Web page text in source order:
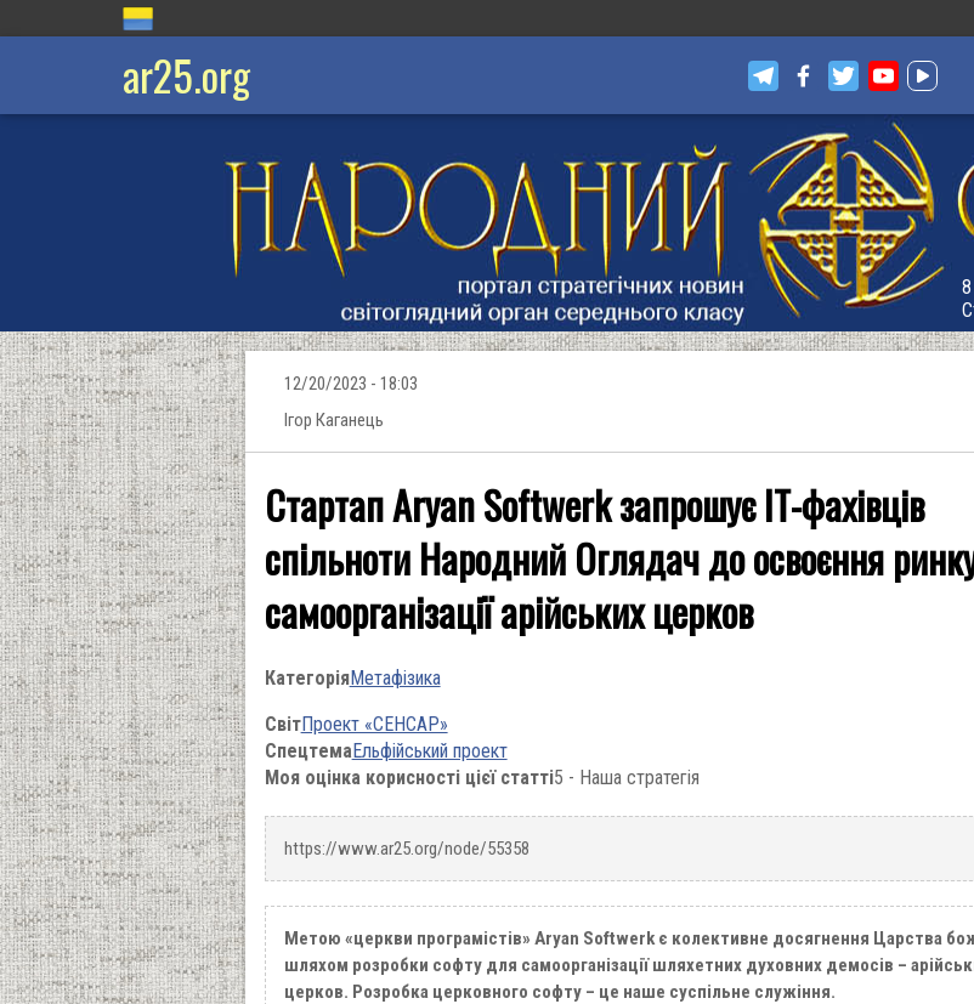
ar25.org
12/20/2023 - 18:03
Ігор Каганець
Стартап Aryan Softwerk запрошує ІТ-фахівців
спільноти Народний Оглядач до освоєння
самоорганізації арійських церков
КатегоріяМетафізика
СвітПроект «СЕНСАР»
СпецтемаЕльфійський проект
Моя оцінка корисності цієї статті5 - Наша стратегія
https://www.ar25.org/node/55358
Метою «церкви програмістів» Aryan Softwerk є колективне досягнення Царства
шляхом розробки софту для самоорганізації шляхетних духовних демосів –
церков. Розробка церковного софту – це наше суспільне служіння.